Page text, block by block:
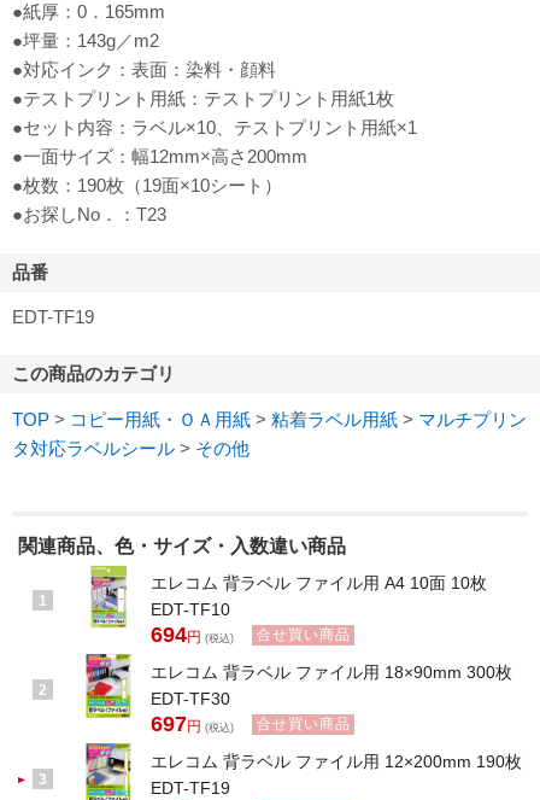
●紙厚：0．165mm
●坪量：143g／m2
●対応インク：表面：染料・顔料
●テストプリント用紙：テストプリント用紙1枚
●セット内容：ラベル×10、テストプリント用紙×1
●一面サイズ：幅12mm×高さ200mm
●枚数：190枚（19面×10シート）
●お探しNo．：T23
品番
EDT-TF19
この商品のカテゴリ
TOP > コピー用紙・ＯＡ用紙 > 粘着ラベル用紙 > マルチプリン
タ対応ラベルシール > その他
関連商品、色・サイズ・入数違い商品
1
エレコム 背ラベル ファイル用 A4 10面 10枚
EDT-TF10
694円 (税込) 合せ買い商品
2
エレコム 背ラベル ファイル用 18×90mm 300枚
EDT-TF30
697円 (税込) 合せ買い商品
3
エレコム 背ラベル ファイル用 12×200mm 190枚
EDT-TF19